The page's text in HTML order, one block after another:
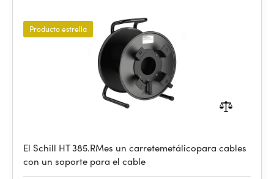
Producto estrella
El Schill HT 385.RMes un carretemetálicopara cables
con un soporte para el cable